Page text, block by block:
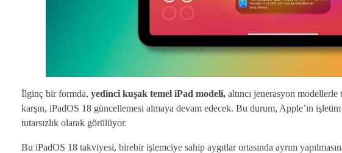
İlginç bir formda, yedinci kuşak temel iPad modeli, altıncı jenerasyon
karşın, iPadOS 18 güncellemesi almaya devam edecek. Bu durum, Apple’ın
tutarsızlık olarak görülüyor.
Bu iPadOS 18 takviyesi, birebir işlemciye sahip aygıtlar ortasında ayrım